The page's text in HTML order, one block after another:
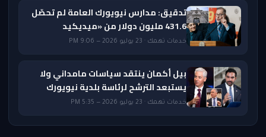
تدقيق: مدارس نيويورك العامة لم تحصّل
431.6 مليون دولار من «ميديكيد
خدمات تهمك · 23 يوليو 2026 — 9:06 PM
بيل أكمان ينتقد سياسات مامداني ولا
يستبعد الترشح لرئاسة بلدية نيويورك
خدمات تهمك · 23 يوليو 2026 — 5:35 PM